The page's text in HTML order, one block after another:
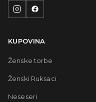
KUPOVINA
Ženske torbe
Ženski Ruksaci
Neseseri